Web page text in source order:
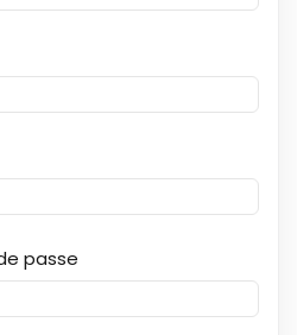
passe